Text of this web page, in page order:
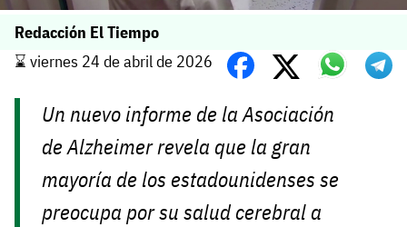
Redacción El Tiempo
⌛️ viernes 24 de abril de 2026
Un nuevo informe de la Asociación
de Alzheimer revela que la gran
mayoría de los estadounidenses se
preocupa por su salud cerebral a